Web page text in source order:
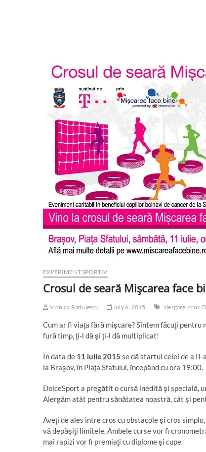
EXPERIMENT SPORTIV
Crosul de seară Mişcarea face
Monica Radulescu July 6, 2015 alergare cros
Cum ar fi viaţa fără mişcare? Sîntem făcuţi
fură timp, ţi-l dă şi ţi-l dă multiplicat!
În data de 11 iulie 2015 se dă startul celei de a II-
la Braşov, în Piaţa Sfatului, începând cu ora 19:00.
DolceSport a pregătit o cursă inedită şi specială,
Alergăm atât pentru sănătatea noastră, cât şi
Aveţi de ales între cros cu obstacole şi cros
vă depăşiţi limitele. Ambele curse vor fi
mai rapizi vor fi premiaţi cu diplome şi cupe.